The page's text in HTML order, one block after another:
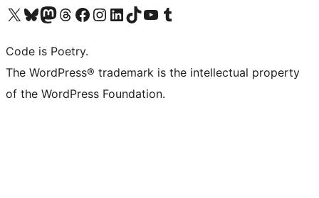
ຢ້ຽມຊົມບັນຊີ X (ຊື່ເກົ່າ Twitter) ຂອງພວກເຮົາຢ້ຽມຊົມບັນຊີ Bluesky ຂອງພວກເຮົາຢ້ຽມຊົມບັນຊີ Mastodon ຂອງພວກເຮົາຢ້ຽມຊົມບັນຊີ Threads ຂອງພວກເຮົາຢ້ຽມຊົມໜ້າ Facebook ຂອງພວກເຮົາຢ້ຽມຊົມບັນຊີ Instagram ຂອງພວກເຮົາຢ້ຽມຊົມບັນຊີ LinkedIn ຂອງພວກເຮົາຢ້ຽມຊົມບັນຊີ TikTok ຂອງພວກເຮົາຢ້ຽມຊົມຊ່ອງ YouTube ຂອງພວກເຮົາຢ້ຽມຊົມບັນຊີ Tumblr ຂອງພວກເຮົາ
Code is Poetry.
The WordPress® trademark is the intellectual property
of the WordPress Foundation.